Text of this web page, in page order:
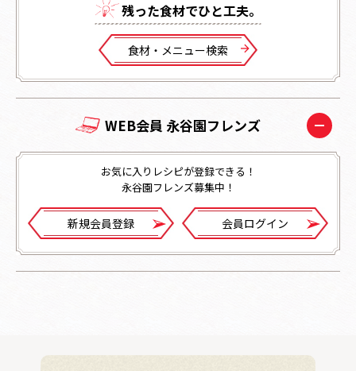
残った⾷材でひと⼯夫。
⾷材・メニュー検索
WEB会員 永谷園フレンズ
お気に入りレシピが登録できる！
永谷園フレンズ募集中！
新規会員登録 会員ログイン